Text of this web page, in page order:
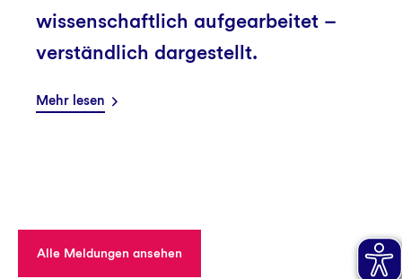
wissenschaftlich aufgearbeitet –
verständlich dargestellt.
Mehr lesen
Alle Meldungen ansehen